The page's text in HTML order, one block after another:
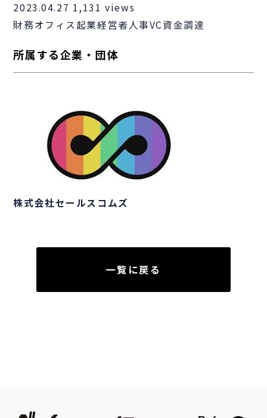
2023.04.27 1,131 views
財務オフィス起業経営者人事VC資金調達
所属する企業・団体
株式会社セールスコムズ
一覧に戻る